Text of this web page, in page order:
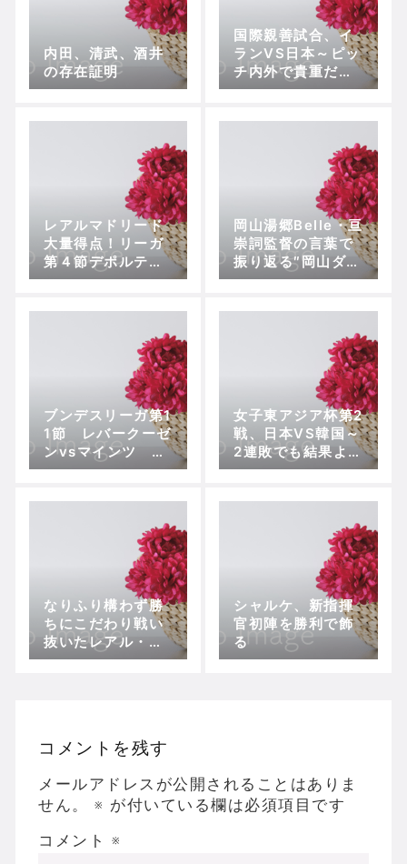
内田、清武、酒井
の存在証明
国際親善試合、イ
ランVS日本～ピッ
チ内外で貴重だっ
たマッチメイク
レアルマドリード
大量得点！リーガ
第４節デポルティ
ーボ戦
岡山湯郷Belle・亘
崇詞監督の言葉で
振り返る″岡山ダー
ビー“【プレナスな
プ2部第8節、岡山
湯郷Belle vs 吉備
国際大学Charme
ブンデスリーガ第1
1節 レバークーゼ
ンvsマインツ 〜
岡崎不発も得点は
ロー
女子東アジア杯第2
戦、日本VS韓国～
2連敗でも結果より
大きな収穫あり
なりふり構わず勝
ちにこだわり戦い
抜いたレアル・マ
ドリード
シャルケ、新指揮
官初陣を勝利で飾
る
コメントを残す
メールアドレスが公開されることはありま
せん。
※ が付いている欄は必須項目です
コメント ※